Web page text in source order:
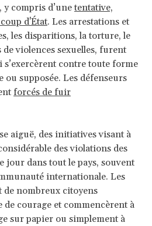
y compris d’une tentative,
d'État. Les arrestations et
les disparitions, la torture, le
violences sexuelles, furent
contre toute forme
ou supposée. Les défenseurs
forcés de fuir
aiguë, des initiatives visant à
des violations des
jour dans tout le pays, souvent
internationale. Les
de nombreux citoyens
courage et commencèrent à
sur papier ou simplement à